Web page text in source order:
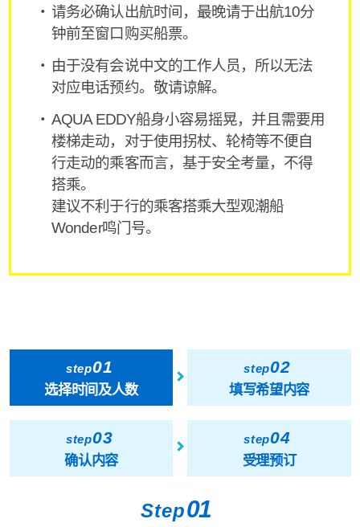
请务必确认出航时间，最晚请于出航10分
钟前至窗口购买船票。
由于没有会说中文的工作人员，所以无法
对应电话预约。敬请谅解。
AQUA EDDY船身小容易摇晃，并且需要用
楼梯走动，对于使用拐杖、轮椅等不便自
行走动的乘客而言，基于安全考量，不得
搭乘。
建议不利于行的乘客搭乘大型观潮船
Wonder鸣门号。
step01
选择时间及人数
step02
填写希望内容
step03
确认内容
step04
受理预订
Step01